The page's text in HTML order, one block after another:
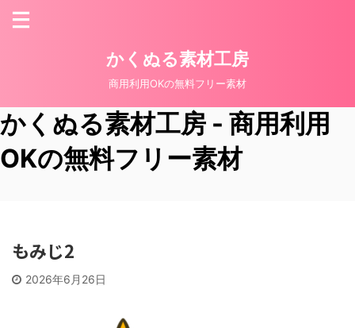
かくぬる素材工房
商用利用OKの無料フリー素材
かくぬる素材工房 - 商用利用
OKの無料フリー素材
もみじ2
2026年6月26日